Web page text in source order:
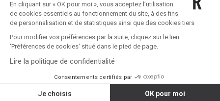
En cliquant sur « OK pour moi », vous acceptez l’utilisation
de cookies essentiels au fonctionnement du site, à des fins
de personnalisation et de statistiques ainsi que des cookies tiers
Pour modifier vos préférences par la suite, cliquez sur le lien
'Préférences de cookies' situé dans le pied de page.
Lire la politique de confidentialité
Consentements certifiés par
Je choisis OK pour moi
Shipping & Returns
United States | EUR €